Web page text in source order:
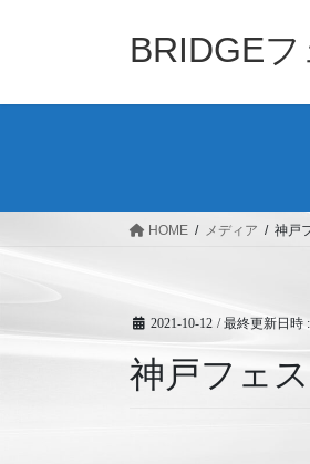
プ
動
BRIDGE
HOME メディア 神戸
2021-10-12 / 最終更新日時 :
神戸フェ